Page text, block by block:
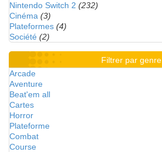
Nintendo Switch 2 (232)
Cinéma (3)
Plateformes (4)
Société (2)
Filtrer par genre
Arcade
Aventure
Beat'em all
Cartes
Horror
Plateforme
Combat
Course